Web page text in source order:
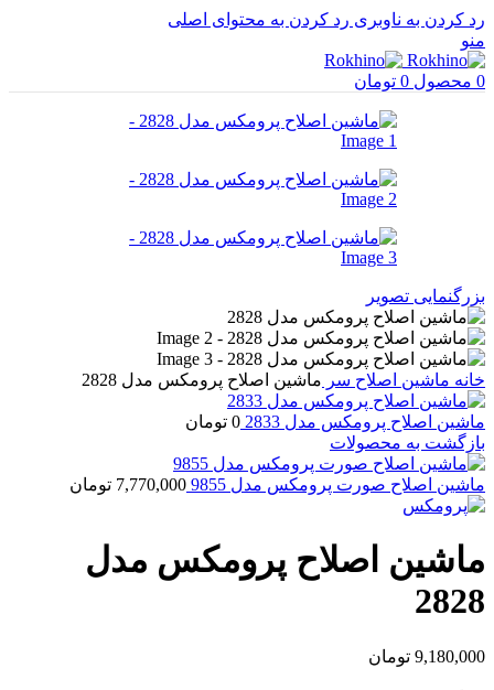
رد کردن به ناوبری رد کردن به محتوای اصلی
منو
0 محصول 0 تومان
بزرگنمایی تصویر
خانه ماشین اصلاح سر ماشین اصلاح پرومکس مدل 2828
ماشین اصلاح پرومکس مدل 2833 0 تومان
بازگشت به محصولات
ماشین اصلاح صورت پرومکس مدل 9855 7,770,000 تومان
ماشین اصلاح پرومکس مدل
2828
9,180,000 تومان